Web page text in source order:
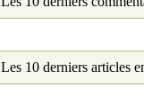
Les 10 derniers articles